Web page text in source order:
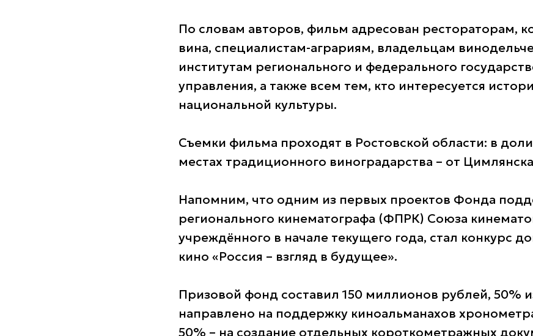
По словам авторов, фильм адресован рестораторам,
вина, специалистам-аграриям, владельцам
институтам регионального и федерального
управления, а также всем тем, кто интересуется
национальной культуры.
Съемки фильма проходят в Ростовской области: в
местах традиционного виноградарства – от
Напомним, что одним из первых проектов Фонда
регионального кинематографа (ФПРК) Союза
учреждённого в начале текущего года, стал конкурс
кино «Россия – взгляд в будущее».
Призовой фонд составил 150 миллионов рублей, 50%
направлено на поддержку киноальманахов
50% – на создание отдельных короткометражных